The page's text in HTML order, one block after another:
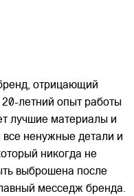
отрицающий
летний опыт работы
лучшие материалы и
ненужные детали и
никогда не
выброшена после
месседж бренда.